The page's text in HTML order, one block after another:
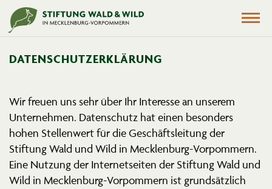
DATEN­SCHUTZ­ER­KLÄRUNG
Wir freuen uns sehr über Ihr Interesse an unserem
Unter­nehmen. Daten­schutz hat einen besonders
hohen Stellenwert für die Geschäfts­leitung der
Stiftung Wald und Wild in Mecklenburg-Vorpommern.
Eine Nutzung der Inter­net­seiten der Stiftung Wald und
Wild in Mecklenburg-Vorpommern ist grund­sätzlich